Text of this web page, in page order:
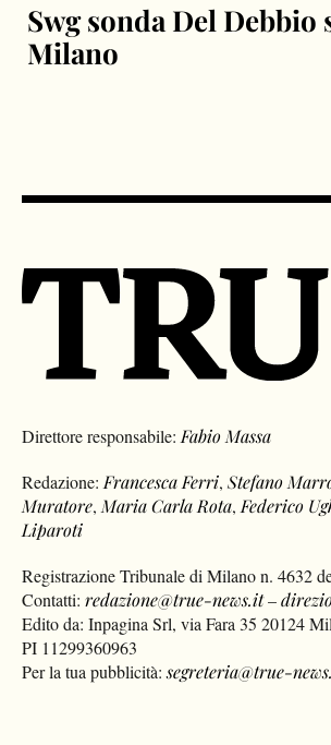
Swg sonda Del Debbio
Milano
Direttore responsabile: Fabio Massa
Redazione: Francesca Ferri,Stefano
Muratore, Maria Carla Rota, Federico
Liparoti
Registrazione Tribunale di Milano n. 4632
Contatti:redazione@true-news.it–
Edito da: Inpagina Srl, via Fara 35 20124
PI 11299360963
Per la tua pubblicità:segreteria@true-